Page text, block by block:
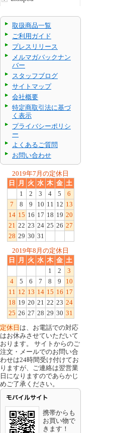
取扱商品一覧
ご利用ガイド
プレスリリース
メルマガバックナン
バー
スタッフブログ
サイトマップ
会社概要
特定商取引法に基づ
く表示
プライバシーポリシ
ー
よくあるご質問
お問い合わせ
2019年7月の定休日
日
月 火 水 木 金 土
1
2 3 4 5
6
7
8 9 10 11 12 13
14 15 16 17 18 19 20
21 22 23 24 25 26 27
28 29 30 31
2019年8月の定休日
日
月 火 水 木 金 土
1
2
3
4
5 6 7 8 9
10
11 12 13 14 15 16 17
18 19 20 21 22 23 24
25 26 27 28 29 30 31
定休日 は、お電話での対応
はお休みさせていただいて
おります。 サイトからのご
注文・メールでのお問い合
わせは24時間受け付けてお
りますが、ご連絡は翌営業
日になりますのであらかじ
めご了承ください。
携帯からも
お買い物で
きます！